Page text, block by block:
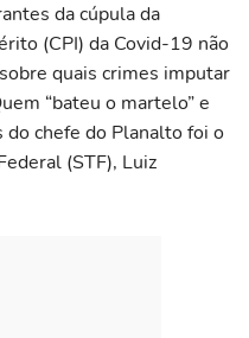
da cúpula da
(CPI) da Covid-19 não
quais crimes imputar
“bateu o martelo” e
do chefe do Planalto foi o
(STF), Luiz